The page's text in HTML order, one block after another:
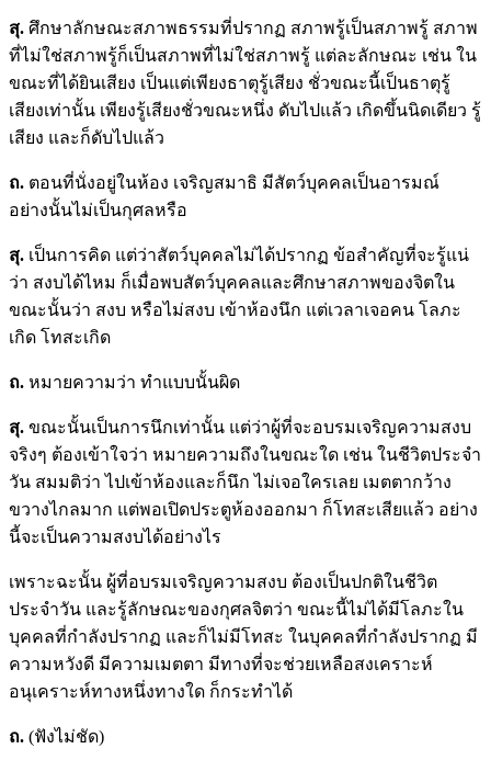
สุ. ศึกษาลักษณะสภาพธรรมที่ปรากฏ สภาพรู้เป็นสภาพรู้ สภาพ
ที่ไม่ใช่สภาพรู้ก็เป็นสภาพที่ไม่ใช่สภาพรู้ แต่ละลักษณะ เช่น ใน
ขณะที่ได้ยินเสียง เป็นแต่เพียงธาตุรู้เสียง ชั่วขณะนี้เป็นธาตุรู้
เสียงเท่านั้น เพียงรู้เสียงชั่วขณะหนึ่ง ดับไปแล้ว เกิดขึ้นนิดเดียว รู้
เสียง และก็ดับไปแล้ว
ถ. ตอนที่นั่งอยู่ในห้อง เจริญสมาธิ มีสัตว์บุคคลเป็นอารมณ์
อย่างนั้นไม่เป็นกุศลหรือ
สุ. เป็นการคิด แต่ว่าสัตว์บุคคลไม่ได้ปรากฏ ข้อสำคัญที่จะรู้แน่
ว่า สงบได้ไหม ก็เมื่อพบสัตว์บุคคลและศึกษาสภาพของจิตใน
ขณะนั้นว่า สงบ หรือไม่สงบ เข้าห้องนึก แต่เวลาเจอคน โลภะ
เกิด โทสะเกิด
ถ. หมายความว่า ทำแบบนั้นผิด
สุ. ขณะนั้นเป็นการนึกเท่านั้น แต่ว่าผู้ที่จะอบรมเจริญความสงบ
จริงๆ ต้องเข้าใจว่า หมายความถึงในขณะใด เช่น ในชีวิตประจำ
วัน สมมติว่า ไปเข้าห้องและก็นึก ไม่เจอใครเลย เมตตากว้าง
ขวางไกลมาก แต่พอเปิดประตูห้องออกมา ก็โทสะเสียแล้ว อย่าง
นี้จะเป็นความสงบได้อย่างไร
เพราะฉะนั้น ผู้ที่อบรมเจริญความสงบ ต้องเป็นปกติในชีวิต
ประจำวัน และรู้ลักษณะของกุศลจิตว่า ขณะนี้ไม่ได้มีโลภะใน
บุคคลที่กำลังปรากฏ และก็ไม่มีโทสะ ในบุคคลที่กำลังปรากฏ มี
ความหวังดี มีความเมตตา มีทางที่จะช่วยเหลือสงเคราะห์
อนุเคราะห์ทางหนึ่งทางใด ก็กระทำได้
ถ. (ฟังไม่ชัด)